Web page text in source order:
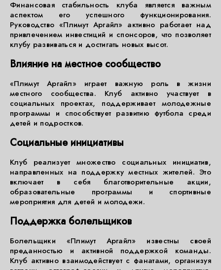
Финансовая стабильность клуба является важным
аспектом его успешного функционирования.
Руководство «Плимут Аргайл» активно работает над
привлечением инвестиций и спонсоров, что позволяет
клубу развиваться и достигать новых высот.
Влияние на местное сообщество
«Плимут Аргайл» играет важную роль в жизни
местного сообщества. Клуб активно участвует в
социальных проектах, поддерживает молодежные
программы и способствует развитию футбола среди
детей и подростков.
Социальные инициативы
Клуб реализует множество социальных инициатив,
направленных на поддержку местных жителей. Это
включает в себя благотворительные акции,
образовательные программы и спортивные
мероприятия для детей и молодежи.
Поддержка болельщиков
Болельщики «Плимут Аргайл» известны своей
преданностью и активной поддержкой команды.
Клуб активно взаимодействует с фанатами, организуя